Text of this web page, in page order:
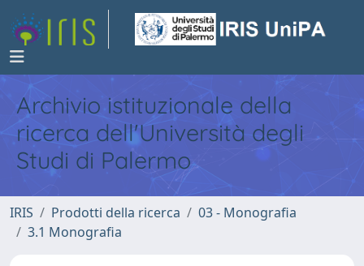
Archivio istituzionale della
ricerca dell'Università degli
Studi di Palermo
IRIS Prodotti della ricerca
03 - Monografia
3.1 Monografia